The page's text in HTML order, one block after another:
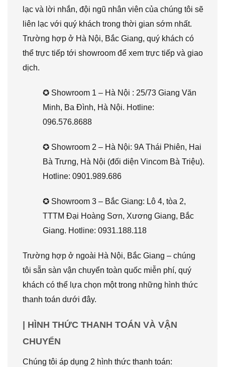
lạc và lời nhắn, đội ngũ nhân viên của chúng tôi sẽ
liên lạc với quý khách trong thời gian sớm nhất.
Trường hợp ở Hà Nội, Bắc Giang, quý khách có
thể trực tiếp tới showroom để xem trực tiếp và giao
dịch.
✪ Showroom 1 – Hà Nội : 25/73 Giang Văn
Minh, Ba Đình, Hà Nội. Hotline:
096.576.8688
✪ Showroom 2 – Hà Nội: 9A Thái Phiên, Hai
Bà Trưng, Hà Nội (đối diện Vincom Bà Triệu).
Hotline: 0901.989.686
✪ Showroom 3 – Bắc Giang: Lô 4, tòa 2,
TTTM Đại Hoàng Sơn, Xương Giang, Bắc
Giang. Hotline: 0931.188.118
Trường hợp ở ngoài Hà Nội, Bắc Giang – chúng
tôi sẵn sàn vận chuyển toàn quốc miễn phí, quý
khách có thể lựa chọn một trong những hình thức
thanh toán dưới đây.
| HÌNH THỨC THANH TOÁN VÀ VẬN
CHUYỂN
Chúng tôi áp dụng 2 hình thức thanh toán: